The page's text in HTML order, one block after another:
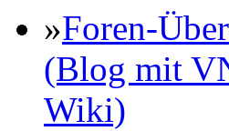
»Foren-
(Blog mit
Wiki)